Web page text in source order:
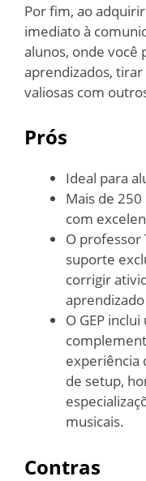
Por fim, ao adquirir
imediato à
alunos, onde você
aprendizados,
valiosas com
Prós
Ideal para
Mais de
com
O professor
suporte
corrigir
O GEP
experiência
de setup,
musicais.
Contras